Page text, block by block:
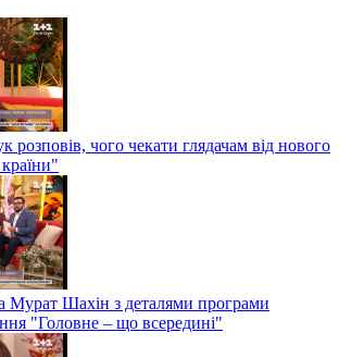
розповів, чого чекати глядачам від нового
Мурат Шахін з деталями програми
"Головне – що всередині"